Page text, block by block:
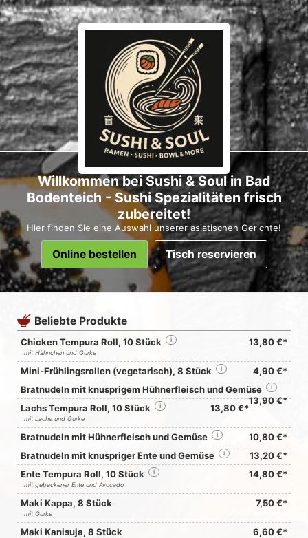
Willkommen bei Sushi & Soul in Bad
Bodenteich - Sushi Spezialitäten frisch
zubereitet!
Hier finden Sie eine Auswahl unserer asiatischen Gerichte!
Online bestellen Tisch reservieren
Beliebte Produkte
Chicken Tempura Roll, 10 Stück i 13,80 €*
mit Hähnchen und Gurke
Mini-Frühlingsrollen (vegetarisch), 8 Stück i
4,90 €*
Bratnudeln mit knusprigem Hühnerfleisch und Gemüse
i
13,90 €*
Lachs Tempura Roll, 10 Stück i 13,80 €*
mit Lachs und Gurke
Bratnudeln mit Hühnerfleisch und Gemüse i
10,80 €*
Bratnudeln mit knuspriger Ente und Gemüse
i
13,20 €*
Ente Tempura Roll, 10 Stück
i 14,80 €*
mit gebackener Ente und Avocado
Maki Kappa, 8 Stück 7,50 €*
mit Gurke
Maki Kanisuja, 8 Stück 6,60 €*